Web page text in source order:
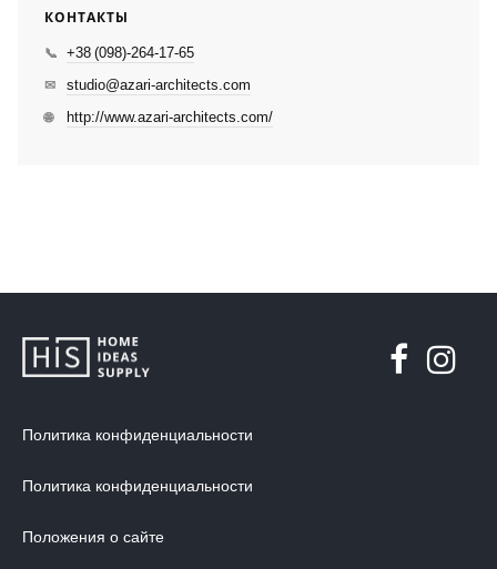
КОНТАКТЫ
📞 +38 (098)-264-17-65
✉ studio@azari-architects.com
🌐 http://www.azari-architects.com/
Политика конфиденциальности
Политика конфиденциальности
Положения о сайте